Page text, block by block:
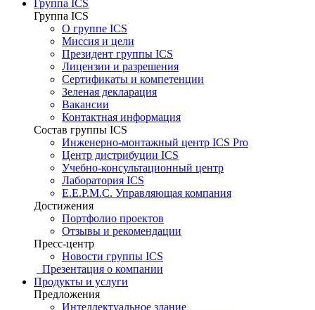
Группа ICS
Группа ICS
О группе ICS
Миссия и цели
Президент группы ICS
Лицензии и разрешения
Сертификаты и компетенции
Зеленая декларация
Вакансии
Контактная информация
Состав группы ICS
Инженерно-монтажный центр ICS Pro
Центр дистрибуции ICS
Учебно-консультационный центр
Лаборатория ICS
E.E.P.M.C. Управляющая компания
Достижения
Портфолио проектов
Отзывы и рекомендации
Пресс-центр
Новости группы ICS
Презентация о компании
Продукты и услуги
Предложения
Интеллектуальное здание